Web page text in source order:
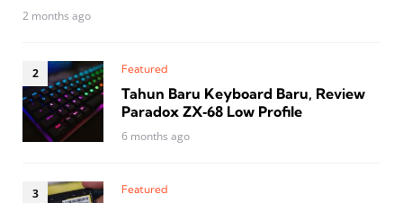
2 months ago
Featured
Tahun Baru Keyboard Baru, Review
Paradox ZX‑68 Low Profile
6 months ago
Featured